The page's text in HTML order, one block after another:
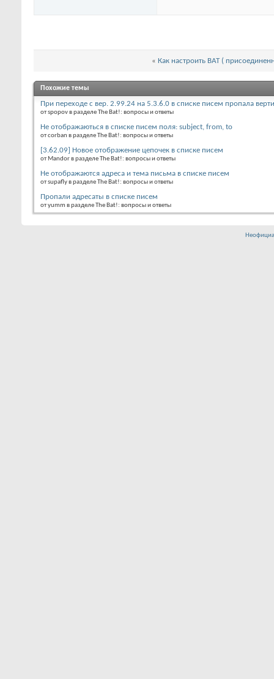
« Как настроить BAT (
Похожие темы
При переходе с вер. 2.99.24 на 5.3.6.0 в списке писем пропала
от spopov в разделе The Bat!: вопросы и ответы
Не отображаються в списке писем поля: subject, from, to
от corban в разделе The Bat!: вопросы и ответы
[3.62.09] Новое отображение цепочек в списке писем
от Mandor в разделе The Bat!: вопросы и ответы
Не отображаются адреса и тема письма в списке писем
от supafly в разделе The Bat!: вопросы и ответы
Пропали адресаты в списке писем
от yumm в разделе The Bat!: вопросы и ответы